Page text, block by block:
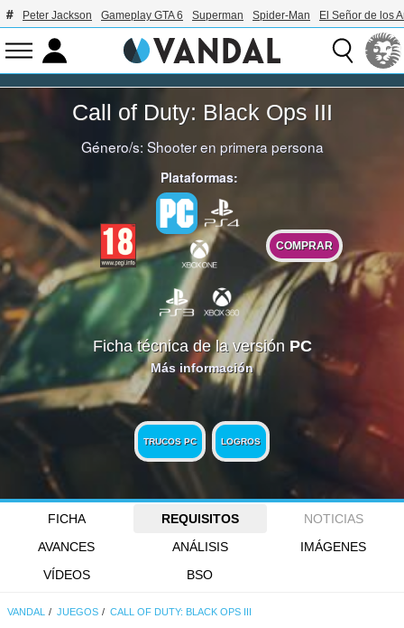
Peter Jackson Gameplay GTA 6 Superman Spider-Man El Señor de los
Call of Duty: Black Ops III
Género/s: Shooter en primera persona
Plataformas:
COMPRAR
Ficha técnica de la versión PC
Más información
TRUCOS PC LOGROS
FICHA REQUISITOS
NOTICIAS
AVANCES
ANÁLISIS
IMÁGENES
VÍDEOS
BSO
VANDAL JUEGOS CALL OF DUTY: BLACK OPS III